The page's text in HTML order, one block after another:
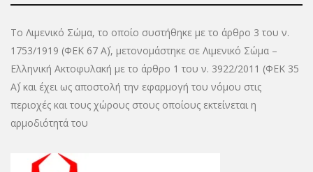
Το Λιμενικό Σώμα, το οποίο συστήθηκε με το άρθρο 3 του ν.
1753/1919 (ΦΕΚ 67 Α΄), μετονομάστηκε σε Λιμενικό Σώμα –
Ελληνική Ακτοφυλακή με το άρθρο 1 του ν. 3922/2011 (ΦΕΚ 35
Α΄) και έχει ως αποστολή την εφαρμογή του νόμου στις
περιοχές και τους χώρους στους οποίους εκτείνεται η
αρμοδιότητά του